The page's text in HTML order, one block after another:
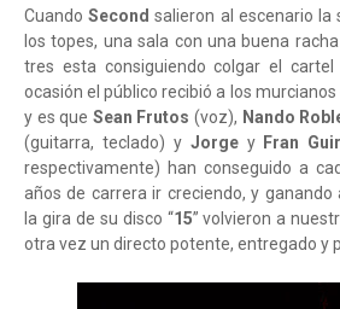
CuandoSecondsalieron al escenario
los topes, una sala con una buena
tres esta consiguiendo colgar el cartel
ocasión el público recibió a los
y es que Sean Frutos (voz), Nando
(guitarra, teclado) y Jorge y Fran
respectivamente) han conseguido a
años de carrera ir creciendo, y ganando
la gira de su disco “15” volvieron a
otra vez un directo potente, entregado y